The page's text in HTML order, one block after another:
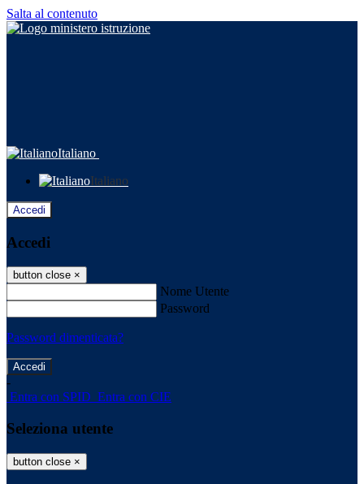
Salta al contenuto
Italiano
Italiano
Accedi
Accedi
button close ×
Nome Utente
Password
Password dimenticata?
-
Entra con SPID Entra con CIE
Seleziona utente
button close ×